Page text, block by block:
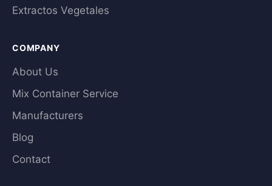
Extractos Vegetales
COMPANY
About Us
Mix Container Service
Manufacturers
Blog
Contact